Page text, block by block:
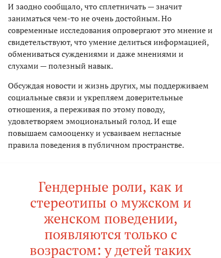
И заодно сообщало, что сплетничать — значит
заниматься чем-то не очень достойным. Но
современные исследования опровергают это мнение и
свидетельствуют, что умение делиться информацией,
обмениваться суждениями и даже мнениями и
слухами — полезный навык.
Обсуждая новости и жизнь других, мы поддерживаем
социальные связи и укрепляем доверительные
отношения, а переживая по этому поводу,
удовлетворяем эмоциональный голод. И еще
повышаем самооценку и усваиваем негласные
правила поведения в публичном пространстве.
Гендерные роли, как и
стереотипы о мужском и
женском поведении,
появляются только с
возрастом: у детей таких